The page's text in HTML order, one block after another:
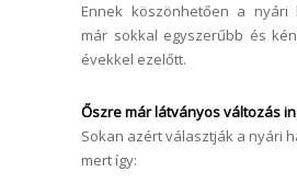
Ennek köszönhetően a nyári
már sokkal egyszerűbb és
évekkel ezelőtt.
Őszre már látványos változás
Sokan azért választják a nyári
mert így: